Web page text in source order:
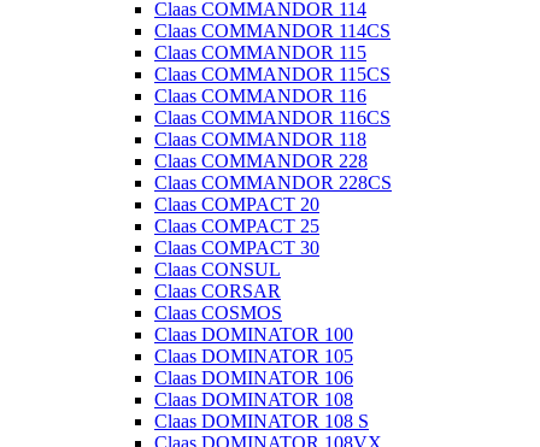
Claas COMMANDOR 114
Claas COMMANDOR 114CS
Claas COMMANDOR 115
Claas COMMANDOR 115CS
Claas COMMANDOR 116
Claas COMMANDOR 116CS
Claas COMMANDOR 118
Claas COMMANDOR 228
Claas COMMANDOR 228CS
Claas COMPACT 20
Claas COMPACT 25
Claas COMPACT 30
Claas CONSUL
Claas CORSAR
Claas COSMOS
Claas DOMINATOR 100
Claas DOMINATOR 105
Claas DOMINATOR 106
Claas DOMINATOR 108
Claas DOMINATOR 108 S
Claas DOMINATOR 108VX